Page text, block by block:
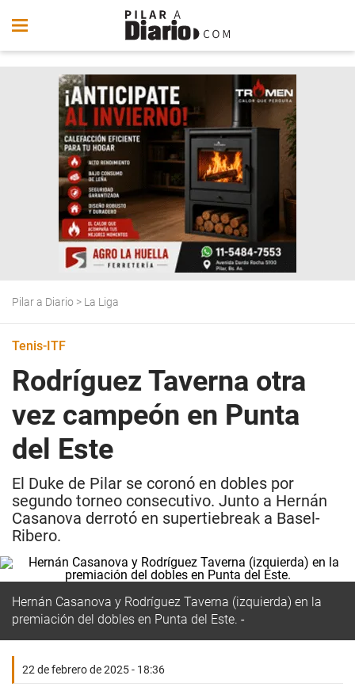
Pilar a Diario > La Liga
Tenis-ITF
Rodríguez Taverna otra
vez campeón en Punta
del Este
El Duke de Pilar se coronó en dobles por
segundo torneo consecutivo. Junto a Hernán
Casanova derrotó en supertiebreak a Basel-
Ribero.
Hernán Casanova y Rodríguez Taverna (izquierda) en la
premiación del dobles en Punta del Este.
22 de febrero de 2025 - 18:36